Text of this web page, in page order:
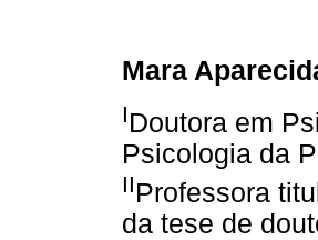
Mara
IDoutora em
Psicologia da
IIProfessora
da tese de